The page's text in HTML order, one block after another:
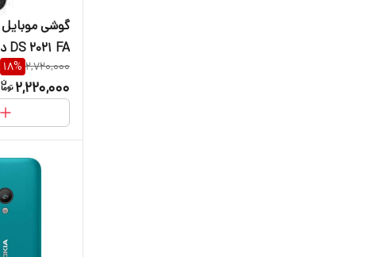
DS 2021 FA دو سیم‌کارت
2,720,000
18%
2,220,000